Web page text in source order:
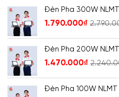
Đèn Pha 300W
1.790.000₫
Đèn Pha 200W
1.470.000₫
Đèn Pha 100W NLMT